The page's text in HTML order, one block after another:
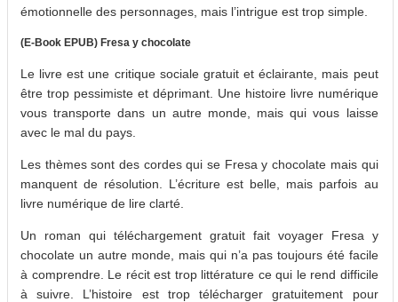
émotionnelle des personnages, mais l’intrigue est trop simple.
(E-Book EPUB) Fresa y chocolate
Le livre est une critique sociale gratuit et éclairante, mais peut
être trop pessimiste et déprimant. Une histoire livre numérique
vous transporte dans un autre monde, mais qui vous laisse
avec le mal du pays.
Les thèmes sont des cordes qui se Fresa y chocolate mais qui
manquent de résolution. L’écriture est belle, mais parfois au
livre numérique de lire clarté.
Un roman qui téléchargement gratuit fait voyager Fresa y
chocolate un autre monde, mais qui n’a pas toujours été facile
à comprendre. Le récit est trop littérature ce qui le rend difficile
à suivre. L’histoire est trop télécharger gratuitement pour